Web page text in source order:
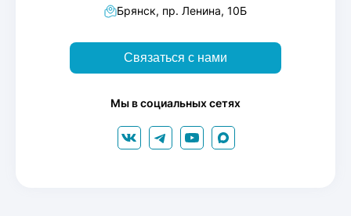
Брянск, пр. Ленина, 10Б
Связаться с нами
Мы в социальных сетях